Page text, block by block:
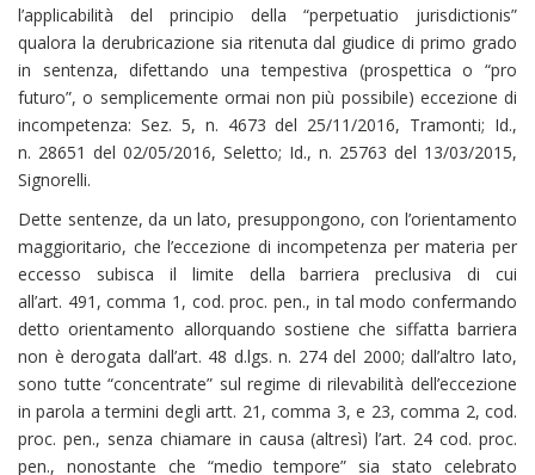
l’applicabilità del principio della “perpetuatio jurisdictionis”
qualora la derubricazione sia ritenuta dal giudice di primo grado
in sentenza, difettando una tempestiva (prospettica o “pro
futuro”, o semplicemente ormai non più possibile) eccezione di
incompetenza: Sez. 5, n. 4673 del 25/11/2016, Tramonti; Id.,
n. 28651 del 02/05/2016, Seletto; Id., n. 25763 del 13/03/2015,
Signorelli.
Dette sentenze, da un lato, presuppongono, con l’orientamento
maggioritario, che l’eccezione di incompetenza per materia per
eccesso subisca il limite della barriera preclusiva di cui
all’art. 491, comma 1, cod. proc. pen., in tal modo confermando
detto orientamento allorquando sostiene che siffatta barriera
non è derogata dall’art. 48 d.lgs. n. 274 del 2000; dall’altro lato,
sono tutte “concentrate” sul regime di rilevabilità dell’eccezione
in parola a termini degli artt. 21, comma 3, e 23, comma 2, cod.
proc. pen., senza chiamare in causa (altresì) l’art. 24 cod. proc.
pen., nonostante che “medio tempore” sia stato celebrato